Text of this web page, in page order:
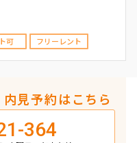
可 フリーレント
見予約はこちら
364